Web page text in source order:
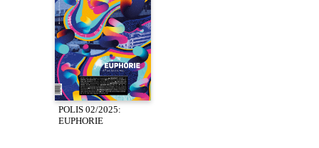
POLIS 02/2025:
EUPHORIE